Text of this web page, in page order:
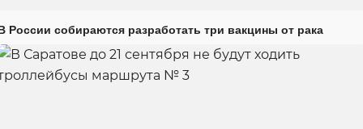
России собираются разработать три вакцины от рака